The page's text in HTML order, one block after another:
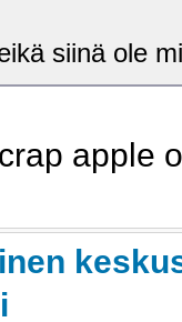
siinä ole
apple